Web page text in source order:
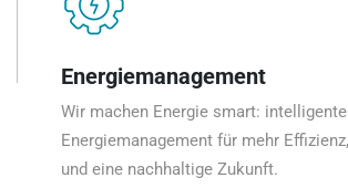
Energiemanagement
Wir machen Energie smart:
Energiemanagement für mehr
und eine nachhaltige Zukunft.